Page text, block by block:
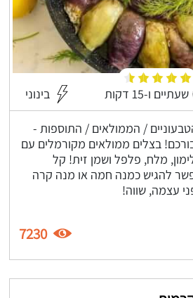
שעתיים ו-15 דקות בינוני
/ הממולאים / התוספות -
בצלים ממולאים מקורמלים עם
מלח, פלפל ושמן זית! קל
להגיש כמנה חמה או מנה קרה
עצמה, שווה!
7230